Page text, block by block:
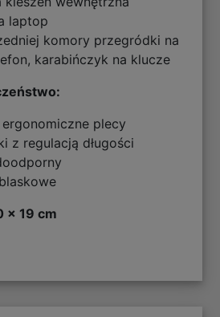
laptop
komory przegródki na
karabińczyk na klucze
plecy
z regulacją długości
x 19 cm